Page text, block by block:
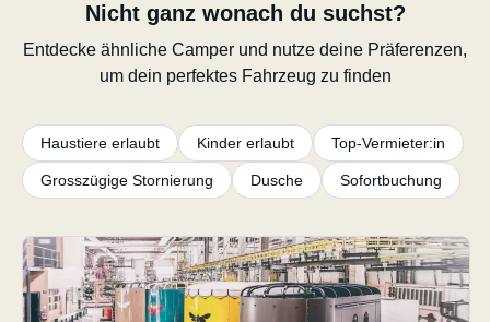
Nicht ganz wonach du suchst?
Entdecke ähnliche Camper und nutze deine Präferenzen,
um dein perfektes Fahrzeug zu finden
Haustiere erlaubt Kinder erlaubt Top-Vermieter:in
Grosszügige Stornierung Dusche Sofortbuchung